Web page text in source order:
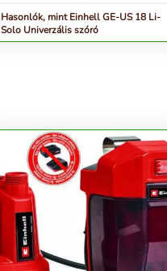
Hasonlók, mint Einhell GE-US 18 Li-
Solo Univerzális szóró